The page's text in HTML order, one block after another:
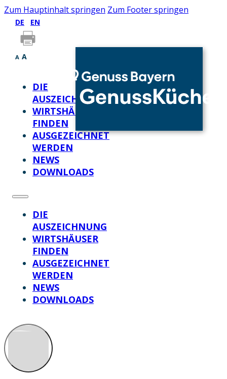
Zum Hauptinhalt springen Zum Footer springen
DE EN
A A
DIE
AUSZEICHNUNG
WIRTSHÄUSER
FINDEN
AUSGEZEICHNET
WERDEN
NEWS
DOWNLOADS
DIE
AUSZEICHNUNG
WIRTSHÄUSER
FINDEN
AUSGEZEICHNET
WERDEN
NEWS
DOWNLOADS